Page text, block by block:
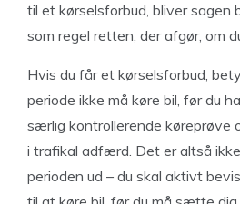
til et kørselsforbud, bliver sagen
som regel retten, der afgør, om
Hvis du får et kørselsforbud,
periode ikke må køre bil, før du
særlig kontrollerende køreprøve
i trafikal adfærd. Det er altså
perioden ud – du skal aktivt